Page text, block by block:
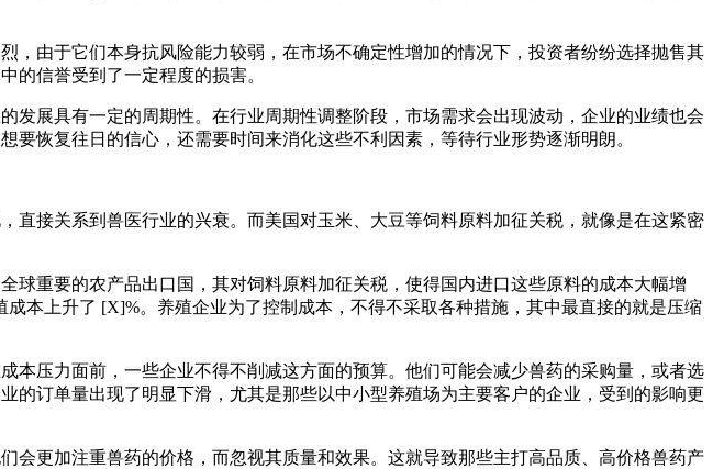
由于它们本身抗风险能力较弱，在市场不确定性增加的情况下，投资者纷纷选择抛售其
的信誉受到了一定程度的损害。
展具有一定的周期性。在行业周期性调整阶段，市场需求会出现波动，企业的业绩也会
恢复往日的信心，还需要时间来消化这些不利因素，等待行业形势逐渐明朗。
接关系到兽医行业的兴衰。而美国对玉米、大豆等饲料原料加征关税，就像是在这紧密
重要的农产品出口国，其对饲料原料加征关税，使得国内进口这些原料的成本大幅增
本上升了 [X]%。养殖企业为了控制成本，不得不采取各种措施，其中最直接的就是压缩
压力面前，一些企业不得不削减这方面的预算。他们可能会减少兽药的采购量，或者选
订单量出现了明显下滑，尤其是那些以中小型养殖场为主要客户的企业，受到的影响更
更加注重兽药的价格，而忽视其质量和效果。这就导致那些主打高品质、高价格兽药产